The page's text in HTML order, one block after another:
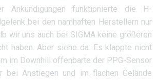
Ankündigungen funktionierte die H-
bei den namhaften Herstellern nur
wir uns auch bei SIGMA keine größeren
haben. Aber siehe da: Es klappte nicht
im Downhill offenbarte der PPG-Sensor
bei Anstiegen und im flachen Gelände